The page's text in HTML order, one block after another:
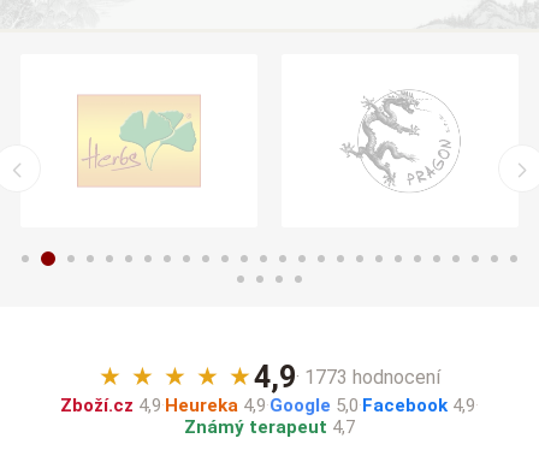
★ ★ ★ ★ ★4,9· 1773 hodnocení
Zboží.cz 4,9·Heureka 4,9·Google 5,0·Facebook 4,9·
Známý terapeut 4,7